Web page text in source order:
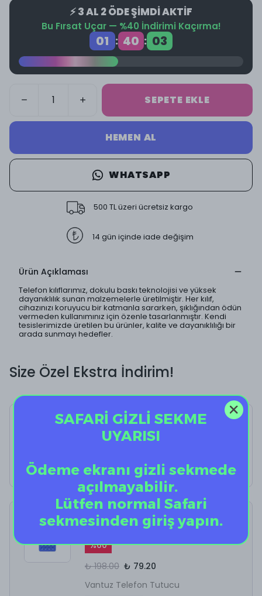
⚡ 3 AL 2 ÖDE ŞİMDİ AKTİF
Bu Fırsat Uçar — %40 İndirimi Kaçırma!
01 : 40 : 02
SEPETE EKLE
HEMEN AL
WHATSAPP
500 TL üzeri ücretsiz kargo
14 gün içinde iade değişim
Ürün Açıklaması
Telefon kılıflarımız, dokulu baskı teknolojisi ve yüksek
dayanıklılık sunan malzemelerle üretilmiştir. Her kılıf,
cihazınızı koruyucu bir katmanla sararken, şıklığından ödün
vermeden kullanımınız için özenle tasarlanmıştır. Kendi
tesislerimizde üretilen bu ürünler, kalite ve dayanıklılığı bir
arada sunmayı hedefler.
Size Özel Ekstra İndirim!
Botticelli DJ's SL
₺ 699.00 ₺ 419.40
Vantuz Telefon Tutucu
%60
₺ 198.00 ₺ 79.20
Vantuz Telefon Tutucu
SAFARİ GİZLİ SEKME
UYARISI
Ödeme ekranı gizli sekmede
açılmayabilir.
Lütfen normal Safari
sekmesinden giriş yapın.